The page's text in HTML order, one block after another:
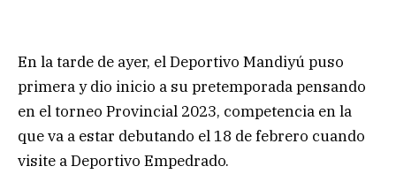
En la tarde de ayer, el Deportivo Mandiyú puso
primera y dio inicio a su pretemporada pensando
en el torneo Provincial 2023, competencia en la
que va a estar debutando el 18 de febrero cuando
visite a Deportivo Empedrado.